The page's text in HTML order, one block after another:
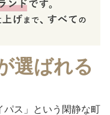
選ばれる
パス」という閑静な町